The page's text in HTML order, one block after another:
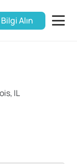
Bilgi Alın
IL